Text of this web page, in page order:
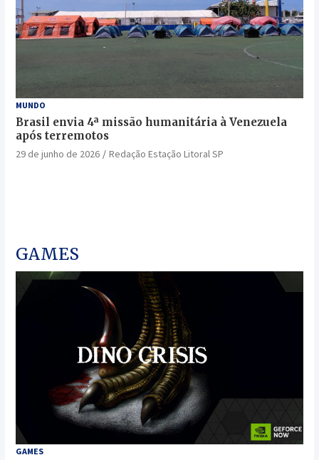
MUNDO
Brasil envia 4ª missão humanitária à Venezuela
após terremotos
29 de junho de 2026 Redação Estação Litoral SP
GAMES
GAMES